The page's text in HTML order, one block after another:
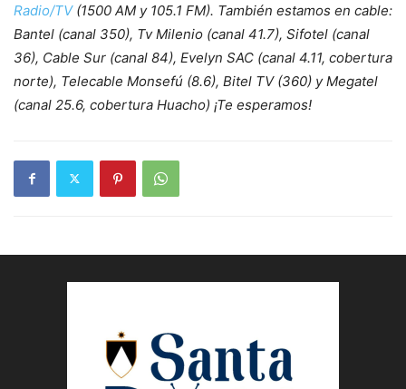
Radio/TV(1500 AM y 105.1 FM). También estamos en cable:
Bantel (canal 350), Tv Milenio (canal 41.7), Sifotel (canal
36), Cable Sur (canal 84), Evelyn SAC (canal 4.11, cobertura
norte), Telecable Monsefú (8.6), Bitel TV (360) y Megatel
(canal 25.6, cobertura Huacho) ¡Te esperamos!